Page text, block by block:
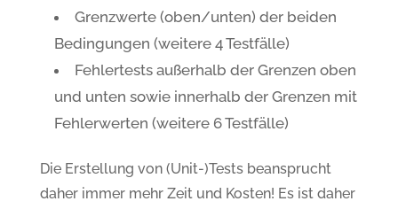
Grenzwerte (oben/unten) der beiden
Bedingungen (weitere 4 Testfälle)
Fehlertests außerhalb der Grenzen oben
und unten sowie innerhalb der Grenzen mit
Fehlerwerten (weitere 6 Testfälle)
Die Erstellung von (Unit-)Tests beansprucht
daher immer mehr Zeit und Kosten! Es ist daher